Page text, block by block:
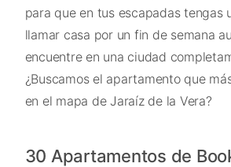
para que en tus escapadas tengas
llamar casa por un fin de semana
encuentre en una ciudad
¿Buscamos el apartamento que
en el mapa de Jaraíz de la Vera?
30 Apartamentos de